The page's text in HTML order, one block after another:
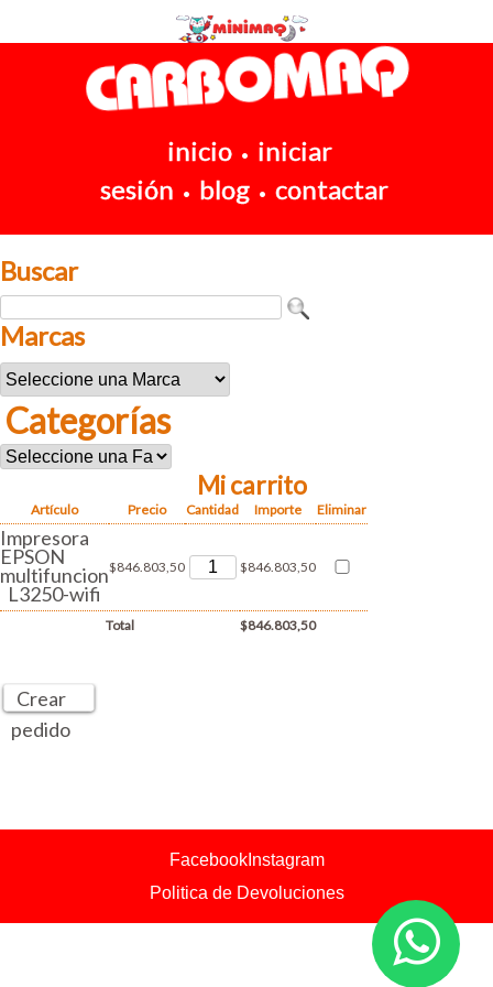
inicio • iniciar
sesión • blog • contactar
Buscar
Marcas
Categorías
Mi carrito
Artículo Precio Cantidad Importe Eliminar
Impresora
EPSON
multifuncion
L3250-wifi
$846.803,50 $846.803,50
Total $846.803,50
Crear
pedido
FacebookInstagram
Politica de Devoluciones